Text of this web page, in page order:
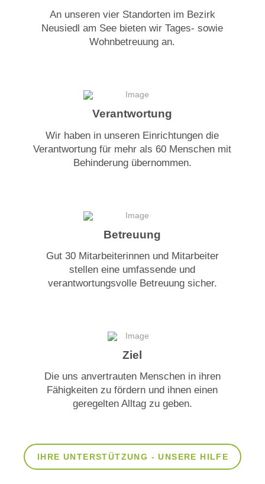
An unseren vier Standorten im Bezirk
Neusiedl am See bieten wir Tages- sowie
Wohnbetreuung an.
Verantwortung
Wir haben in unseren Einrichtungen die
Verantwortung für mehr als 60 Menschen mit
Behinderung übernommen.
Betreuung
Gut 30 Mitarbeiterinnen und Mitarbeiter
stellen eine umfassende und
verantwortungsvolle Betreuung sicher.
Ziel
Die uns anvertrauten Menschen in ihren
Fähigkeiten zu fördern und ihnen einen
geregelten Alltag zu geben.
IHRE UNTERSTÜTZUNG - UNSERE HILFE